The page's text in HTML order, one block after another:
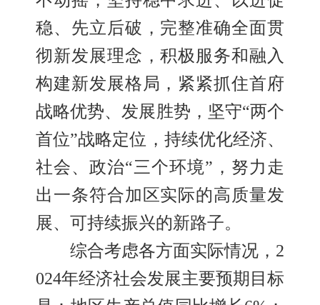
稳、先立后破，完整准确全面贯
彻新发展理念，积极服务和融入
构建新发展格局，紧紧抓住首府
战略优势、发展胜势，坚守“两个
首位”战略定位，持续优化经济、
社会、政治“三个环境”，努力走
出一条符合加区实际的高质量发
展、可持续振兴的新路子。
综合考虑各方面实际情况， 2
024年经济社会发展主要预期目标